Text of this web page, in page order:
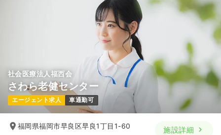
社会医療法人福西会
さわら老健センター
エージェント求人 車通勤可
福岡県福岡市早良区早良1丁目1-60 施設詳細